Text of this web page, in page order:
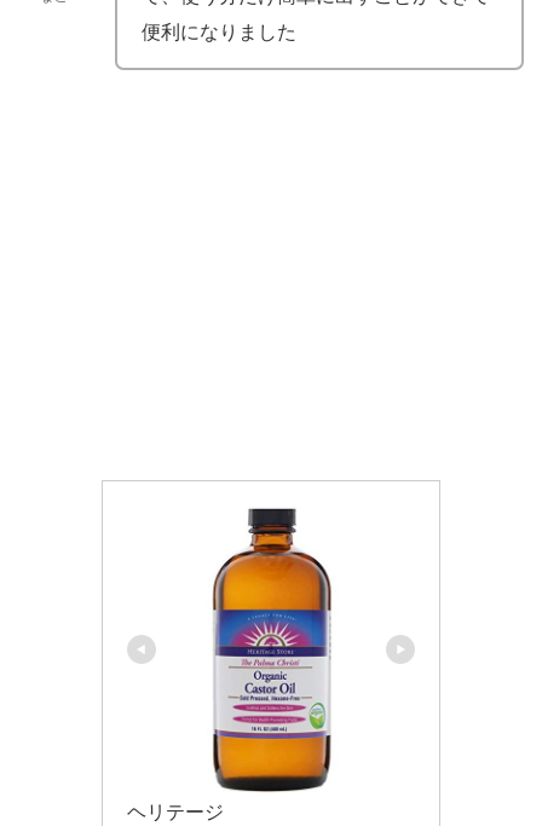
便利になりました
ヘリテージ